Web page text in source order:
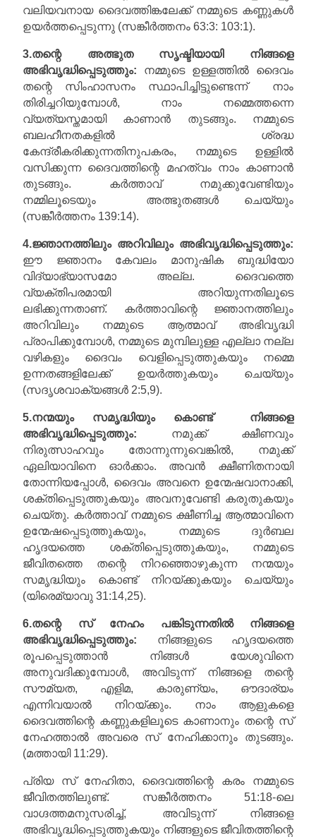
വലിയവനായ ദൈവത്തിങ്കലേക്ക് നമ്മുടെ കണ്ണുകൾ
ഉയർത്തപ്പെടുന്നു (സങ്കീർത്തനം 63:3: 103:1).
3.തന്റെ അത്ഭുത സൃഷ്ടിയായി നിങ്ങളെ
അഭിവൃദ്ധിപ്പെടുത്തും: നമ്മുടെ ഉള്ളത്തിൽ ദൈവം
തന്റെ സിംഹാസനം സ്ഥാപിച്ചിട്ടുണ്ടെന്ന് നാം
തിരിച്ചറിയുമ്പോൾ, നാം നമ്മെത്തന്നെ
വ്യത്യസ്തമായി കാണാൻ തുടങ്ങും. നമ്മുടെ
ബലഹീനതകളിൽ ശ്രദ്ധ
കേന്ദ്രീകരിക്കുന്നതിനുപകരം, നമ്മുടെ ഉള്ളിൽ
വസിക്കുന്ന ദൈവത്തിന്റെ മഹത്വം നാം കാണാൻ
തുടങ്ങും. കർത്താവ് നമുക്കുവേണ്ടിയും
നമ്മിലൂടെയും അത്ഭുതങ്ങൾ ചെയ്യും
(സങ്കീർത്തനം 139:14).
4.ജ്ഞാനത്തിലും അറിവിലും അഭിവൃദ്ധിപ്പെടുത്തും:
ഈ ജ്ഞാനം കേവലം മാനുഷിക ബുദ്ധിയോ
വിദ്യാഭ്യാസമോ അല്ല. ദൈവത്തെ
വ്യക്തിപരമായി അറിയുന്നതിലൂടെ
ലഭിക്കുന്നതാണ്. കർത്താവിന്റെ ജ്ഞാനത്തിലും
അറിവിലും നമ്മുടെ ആത്മാവ് അഭിവൃദ്ധി
പ്രാപിക്കുമ്പോൾ, നമ്മുടെ മുമ്പിലുള്ള എല്ലാ നല്ല
വഴികളും ദൈവം വെളിപ്പെടുത്തുകയും നമ്മെ
ഉന്നതങ്ങളിലേക്ക് ഉയർത്തുകയും ചെയ്യും
(സദൃശവാക്യങ്ങൾ 2:5,9).
5.നന്മയും സമൃദ്ധിയും കൊണ്ട് നിങ്ങളെ
അഭിവൃദ്ധിപ്പെടുത്തും: നമുക്ക് ക്ഷീണവും
നിരുത്സാഹവും തോന്നുന്നുവെങ്കിൽ, നമുക്ക്
ഏലിയാവിനെ ഓർക്കാം. അവൻ ക്ഷീണിതനായി
തോന്നിയപ്പോൾ, ദൈവം അവനെ ഉന്മേഷവാനാക്കി,
ശക്തിപ്പെടുത്തുകയും അവനുവേണ്ടി കരുതുകയും
ചെയ്തു. കർത്താവ് നമ്മുടെ ക്ഷീണിച്ച ആത്മാവിനെ
ഉന്മേഷപ്പെടുത്തുകയും, നമ്മുടെ ദുർബല
ഹൃദയത്തെ ശക്തിപ്പെടുത്തുകയും, നമ്മുടെ
ജീവിതത്തെ തന്റെ നിറഞ്ഞൊഴുകുന്ന നന്മയും
സമൃദ്ധിയും കൊണ്ട് നിറയ്ക്കുകയും ചെയ്യും
(യിരെമ്യാവു 31:14,25).
6.തന്റെ സ് നേഹം പങ്കിടുന്നതിൽ നിങ്ങളെ
അഭിവൃദ്ധിപ്പെടുത്തും: നിങ്ങളുടെ ഹൃദയത്തെ
രൂപപ്പെടുത്താൻ നിങ്ങൾ യേശുവിനെ
അനുവദിക്കുമ്പോൾ, അവിടുന്ന് നിങ്ങളെ തന്റെ
സൗമ്യത, എളിമ, കാരുണ്യം, ഔദാര്യം
എന്നിവയാൽ നിറയ്ക്കും. നാം ആളുകളെ
ദൈവത്തിന്റെ കണ്ണുകളിലൂടെ കാണാനും തന്റെ സ്
നേഹത്താൽ അവരെ സ് നേഹിക്കാനും തുടങ്ങും.
(മത്തായി 11:29).
പ്രിയ സ് നേഹിതാ, ദൈവത്തിന്റെ കരം നമ്മുടെ
ജീവിതത്തിലുണ്ട്. സങ്കീർത്തനം 51:18-ലെ
വാഗ്ദത്തമനുസരിച്ച്, അവിടുന്ന് നിങ്ങളെ
അഭിവൃദ്ധിപ്പെടുത്തുകയും നിങ്ങളുടെ ജീവിതത്തിന്റെ